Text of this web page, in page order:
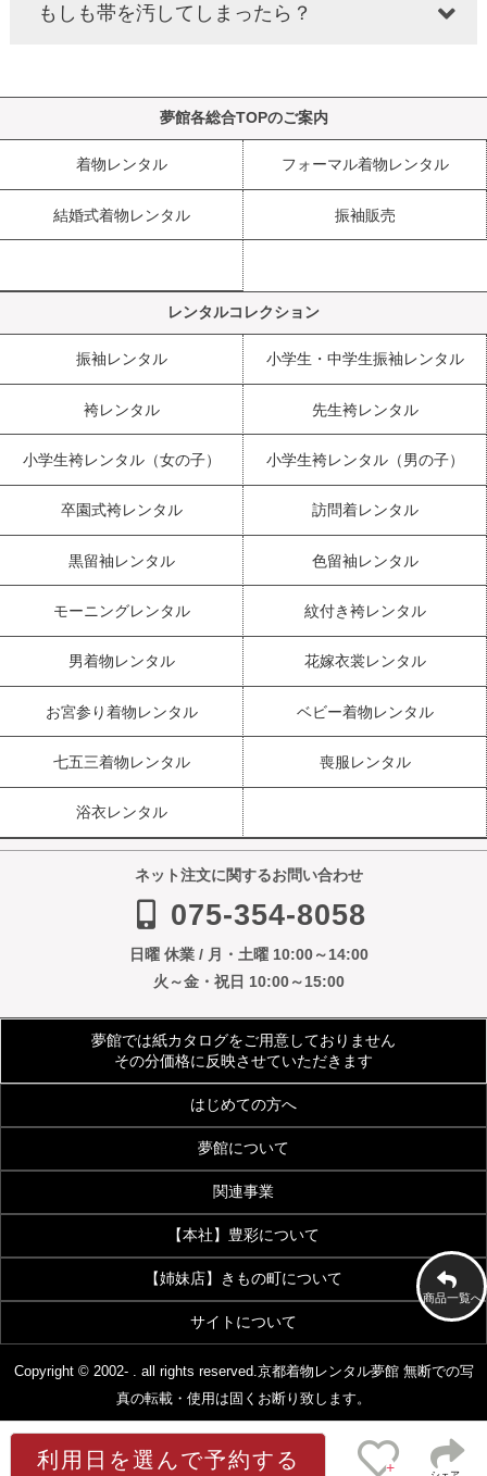
利用日を選んで予約する
商品一覧へ
もしも帯を汚してしまったら？
夢館各総合TOPのご案内
着物レンタル フォーマル着物レンタル
結婚式着物レンタル 振袖販売
レンタルコレクション
振袖レンタル 小学生・中学生振袖レンタル
袴レンタル 先生袴レンタル
小学生袴レンタル（女の子） 小学生袴レンタル（男の子）
卒園式袴レンタル 訪問着レンタル
黒留袖レンタル 色留袖レンタル
モーニングレンタル 紋付き袴レンタル
男着物レンタル 花嫁衣裳レンタル
お宮参り着物レンタル ベビー着物レンタル
七五三着物レンタル 喪服レンタル
浴衣レンタル
ネット注文に関するお問い合わせ
075-354-8058
日曜 休業 / 月・土曜 10:00～14:00
火～金・祝日 10:00～15:00
夢館では紙カタログをご用意しておりません
その分価格に反映させていただきます
はじめての方へ
夢館について
お問い合わせ
関連事業
【着付・美容】夢館beauty 京都観光着物レンタル
京都烏丸五条観光案内所
【本社】豊彩について
豊彩公式サイト きものクリニック
【姉妹店】きもの町について
着物・和装通販 京都きもの町
[KIMONOMACHI]本店
[七五三特集]
浴衣
[浴衣館]
成人式 振袖
[振袖館]
サイトについて
特定商取引法に基づく表示 プライバシーポリシー
スタッフ募集
Copyright © 2002- . all rights reserved. 京都着物レンタル夢館無断での写
真の転載・使用は固くお断り致します。